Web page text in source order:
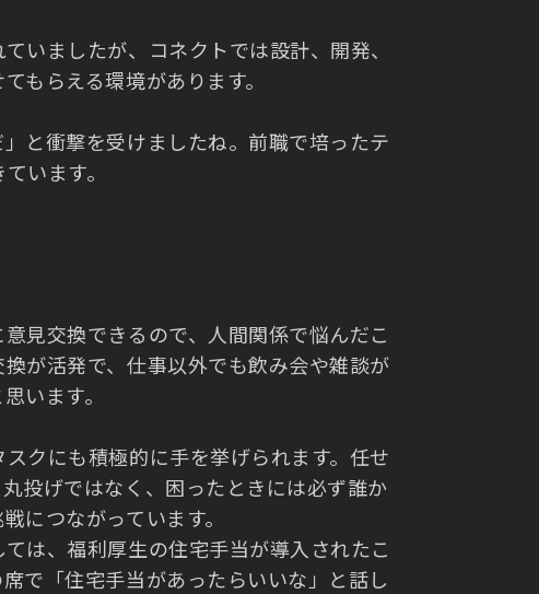
いましたが、コネクトでは設計、開発、
もらえる環境があります。
と衝撃を受けましたね。前職で培ったテ
います。
見交換できるので、人間関係で悩んだこ
が活発で、仕事以外でも飲み会や雑談が
います。
クにも積極的に手を挙げられます。任せ
投げではなく、困ったときには必ず誰か
につながっています。
は、福利厚生の住宅手当が導入されたこ
で「住宅手当があったらいいな」と話し